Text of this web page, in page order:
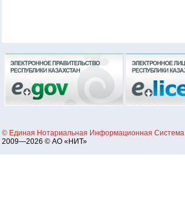
© Единая Нотариальная Информационная Система
2009—2026 © АО «НИТ»